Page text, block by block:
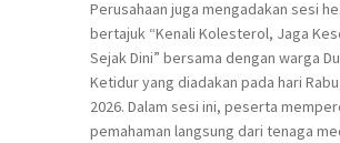
Perusahaan juga mengadakan sesi
bertajuk “Kenali Kolesterol, Jaga
Sejak Dini” bersama dengan warga
Ketidur yang diadakan pada hari
2026. Dalam sesi ini, peserta
pemahaman langsung dari tenaga